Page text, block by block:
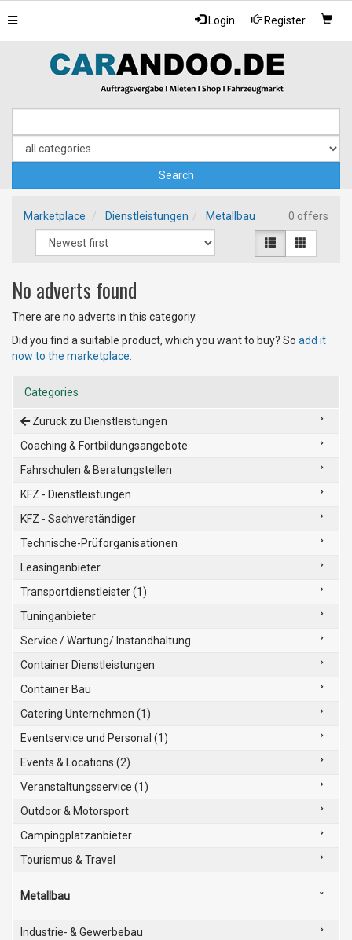
Login Register
Toggle
navigation
Marketplace Dienstleistungen Metallbau 0 offers
No adverts found
There are no adverts in this categoriy.
Did you find a suitable product, which you want to buy? So add it
now to the marketplace.
Categories
Zurück zu Dienstleistungen
Coaching & Fortbildungsangebote
Fahrschulen & Beratungstellen
KFZ - Dienstleistungen
KFZ - Sachverständiger
Technische-Prüforganisationen
Leasinganbieter
Transportdienstleister (1)
Tuninganbieter
Service / Wartung/ Instandhaltung
Container Dienstleistungen
Container Bau
Catering Unternehmen (1)
Eventservice und Personal (1)
Events & Locations (2)
Veranstaltungsservice (1)
Outdoor & Motorsport
Campingplatzanbieter
Tourismus & Travel
Metallbau
Industrie- & Gewerbebau